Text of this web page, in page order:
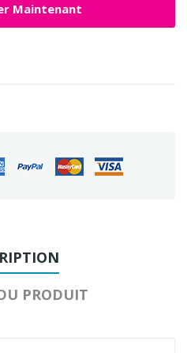
Maintenant
PRODUIT